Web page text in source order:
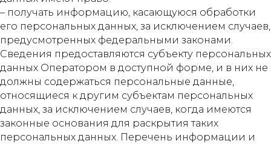
– получать информацию, касающуюся обработки
его персональных данных, за исключением случаев,
предусмотренных федеральными законами.
Сведения предоставляются субъекту персональных
данных Оператором в доступной форме, и в них не
должны содержаться персональные данные,
относящиеся к другим субъектам персональных
данных, за исключением случаев, когда имеются
законные основания для раскрытия таких
персональных данных. Перечень информации и